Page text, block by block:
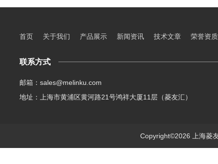
首页 关于我们 产品展示 新闻资讯 技术文章 荣誉资质
联系方式
邮箱：sales@melinku.com
地址：上海市黄浦区黄河路21号鸿祥大厦11层（菱友汇）
Copyright©2026 上海菱